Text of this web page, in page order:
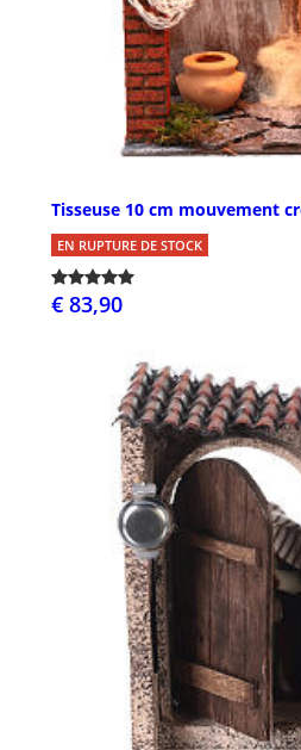
Tisseuse 10 cm mouvement
EN RUPTURE DE STOCK
€ 83,90